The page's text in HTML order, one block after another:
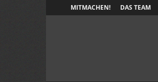
MITMACHEN! DAS TEAM